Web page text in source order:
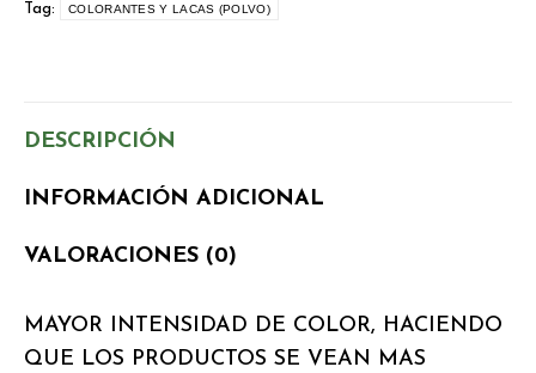
Tag: COLORANTES Y LACAS (POLVO)
DESCRIPCIÓN
INFORMACIÓN ADICIONAL
VALORACIONES (0)
MAYOR INTENSIDAD DE COLOR, HACIENDO
QUE LOS PRODUCTOS SE VEAN MAS